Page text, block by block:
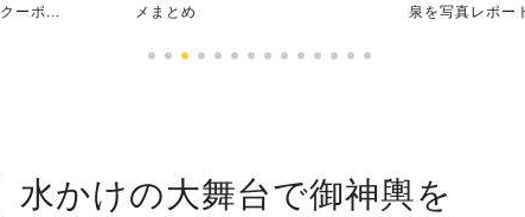
泉を写真レポート
場」で食べ歩き
水かけの大舞台で御神輿を